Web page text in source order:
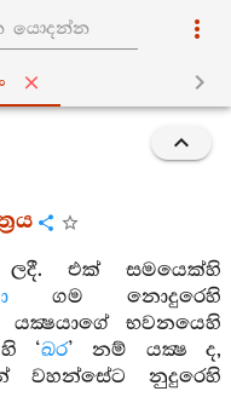
එක් සමයෙක්හි
ගම නොදුරෙහි
භවනයෙහි
‘ඛර’ නම් යක්‍ෂ ද,
වහන්සේට නුදුරෙහි